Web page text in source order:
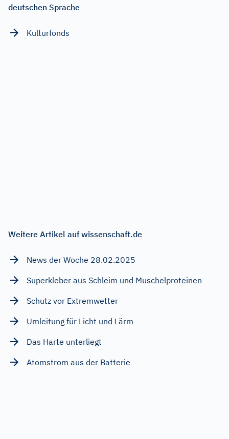
deutschen Sprache
Kulturfonds
Weitere Artikel auf wissenschaft.de
News der Woche 28.02.2025
Superkleber aus Schleim und Muschelproteinen
Schutz vor Extremwetter
Umleitung für Licht und Lärm
Das Harte unterliegt
Atomstrom aus der Batterie